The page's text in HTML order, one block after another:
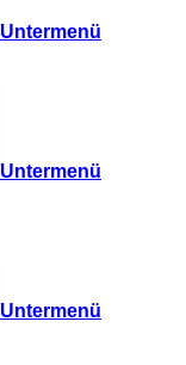
Untermenü
Untermenü
Untermenü